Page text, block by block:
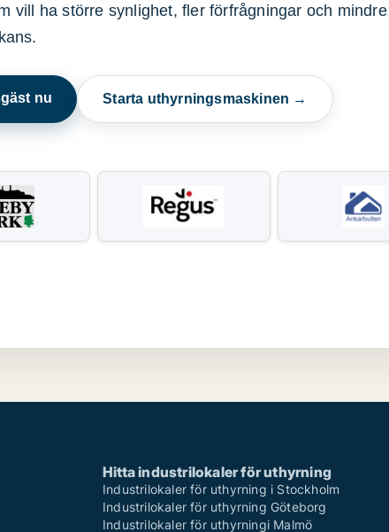
vill ha större synlighet, fler förfrågningar och mindre
nu Starta uthyrningsmaskinen →
Hitta industrilokaler för uthyrning
Industrilokaler för uthyrning i Stockholm
Industrilokaler för uthyrning Göteborg
Industrilokaler för uthyrningi Malmö